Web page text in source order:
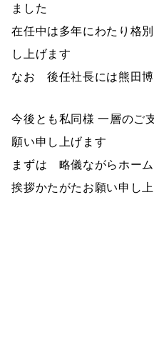
ました
在任中は多年にわたり格
し上げます
なお 後任社長には熊田
今後とも私同様 一層のご
願い申し上げます
まずは 略儀ながらホー
挨拶かたがたお願い申し